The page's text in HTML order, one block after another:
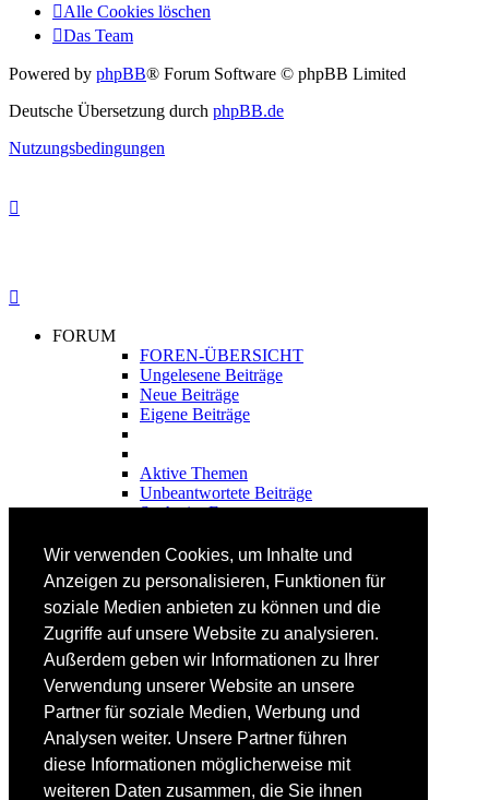
Wir verwenden Cookies, um Inhalte und
Anzeigen zu personalisieren, Funktionen für
soziale Medien anbieten zu können und die
Zugriffe auf unsere Website zu analysieren.
Außerdem geben wir Informationen zu Ihrer
Verwendung unserer Website an unsere
Partner für soziale Medien, Werbung und
Analysen weiter. Unsere Partner führen
diese Informationen möglicherweise mit
weiteren Daten zusammen, die Sie ihnen
Alle Cookies löschen
Das Team
Powered by phpBB® Forum Software © phpBB Limited
Deutsche Übersetzung durch phpBB.de
Nutzungsbedingungen
FORUM
FOREN-ÜBERSICHT
Ungelesene Beiträge
Neue Beiträge
Eigene Beiträge
Aktive Themen
Unbeantwortete Beiträge
Suche im Forum
FAHRTECHNIK
Fortgeschrittene
Lehrplan
Videoanalyse
SKI
SKITEST
Ski-FAQ
Tipps Ski-Kauf
Ski-Typen
Skishops